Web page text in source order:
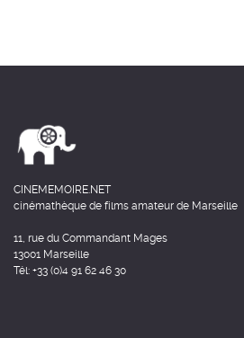
CINEMEMOIRE.NET
cinémathèque de films amateur de Marseille
11, rue du Commandant Mages
13001 Marseille
Tél: +33 (0)4 91 62 46 30